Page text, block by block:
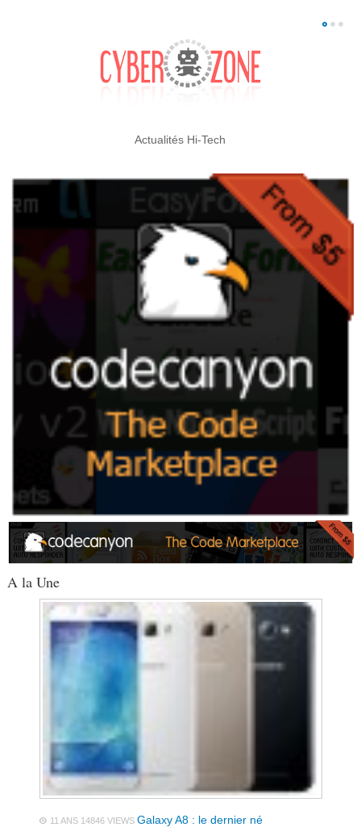
Actualités Hi-Tech
A la Une
11 ANS 14846 VIEWSGalaxy A8 : le dernier né